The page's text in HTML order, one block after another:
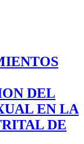
DEL
EN LA
DE